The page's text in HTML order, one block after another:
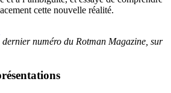
cette nouvelle réalité.
numéro du Rotman Magazine, sur